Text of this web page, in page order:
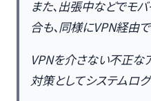
また、出張中などでモ
合も、同様にVPN経由
VPNを介さない不正な
対策としてシステムロ